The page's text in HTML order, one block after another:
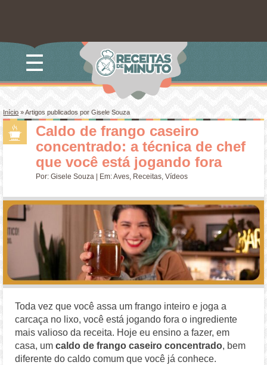
☰
Início»Artigos publicados por Gisele Souza
Caldo de frango caseiro
concentrado: a técnica de chef
que você está jogando fora
Por:Gisele Souza | Em:Aves, Receitas,Vídeos
Toda vez que você assa um frango inteiro e joga a
carcaça no lixo, você está jogando fora o ingrediente
mais valioso da receita. Hoje eu ensino a fazer, em
casa, umcaldo de frango caseiro concentrado, bem
diferente do caldo comum que você já conhece.